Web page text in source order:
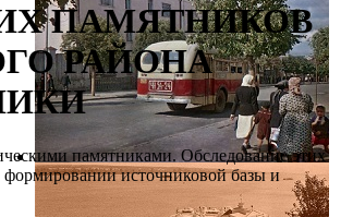
ПАМЯТНИКОВ
РАЙОНА
памятниками. Обследование этих
формировании источниковой базы и